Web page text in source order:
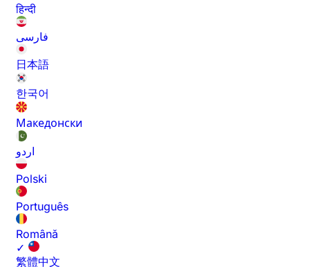
हिन्दी
فارسی
日本語
한국어
Македонски
اردو
Polski
Português
Română
✓
繁體中文